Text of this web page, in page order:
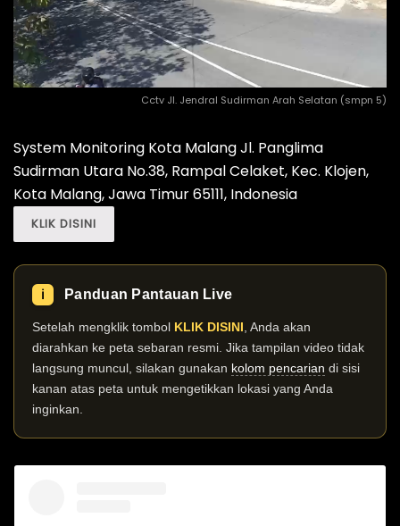
Cctv Jl. Jendral Sudirman Arah Selatan (smpn 5)
System Monitoring Kota Malang Jl. Panglima
Sudirman Utara No.38, Rampal Celaket, Kec. Klojen,
Kota Malang, Jawa Timur 65111, Indonesia
KLIK DISINI
ℹ️ Panduan Pantauan Live
Setelah mengklik tombol KLIK DISINI, Anda akan
diarahkan ke peta sebaran resmi. Jika tampilan video tidak
langsung muncul, silakan gunakan kolom pencarian di sisi
kanan atas peta untuk mengetikkan lokasi yang Anda
inginkan.